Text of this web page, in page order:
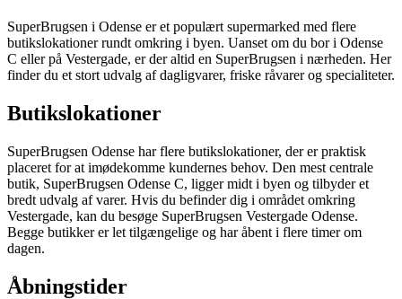
SuperBrugsen i Odense er et populært supermarked med flere
butikslokationer rundt omkring i byen. Uanset om du bor i Odense
C eller på Vestergade, er der altid en SuperBrugsen i nærheden. Her
finder du et stort udvalg af dagligvarer, friske råvarer og specialiteter.
Butikslokationer
SuperBrugsen Odense har flere butikslokationer, der er praktisk
placeret for at imødekomme kundernes behov. Den mest centrale
butik, SuperBrugsen Odense C, ligger midt i byen og tilbyder et
bredt udvalg af varer. Hvis du befinder dig i området omkring
Vestergade, kan du besøge SuperBrugsen Vestergade Odense.
Begge butikker er let tilgængelige og har åbent i flere timer om
dagen.
Åbningstider